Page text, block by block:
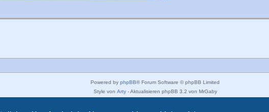
Powered by phpBB® Forum Software © phpBB Limited
Style von Arty- Aktualisieren phpBB 3.2 von MrGaby